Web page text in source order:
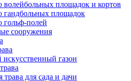
волейбольных площадок и кортов
гандбольных площадок
гольф-полей
сооружения
газон
трава для сада и дачи